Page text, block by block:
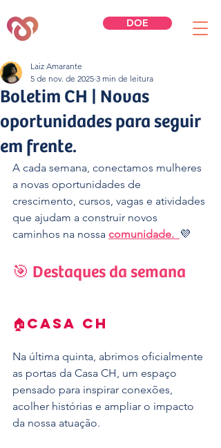
DOE
Boletim CH | Novas
oportunidades para seguir
em frente.
Laiz Amarante
5 de nov. de 2025 3 min de leitura
A cada semana, conectamos mulheres
a novas oportunidades de
crescimento, cursos, vagas e atividades
que ajudam a construir novos
caminhos na nossa comunidade. 💜
🎯 Destaques da semana
🏠CASA CH
Na última quinta, abrimos oficialmente
as portas da Casa CH, um espaço
pensado para inspirar conexões,
acolher histórias e ampliar o impacto
da nossa atuação.